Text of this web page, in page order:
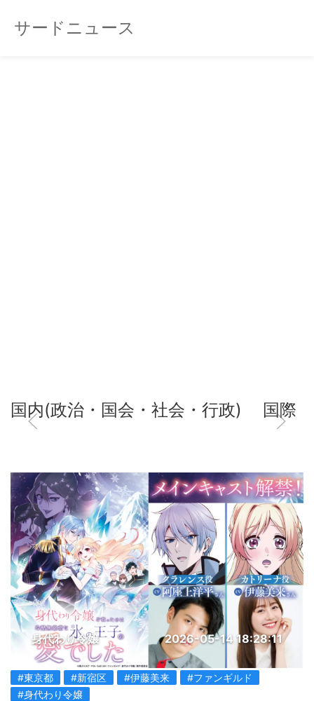
サードニュース
国内(政治・国会・社会・行政) 国際
身代わり令嬢 2026-05-14 18:28:11
#東京都 #新宿区 #伊藤美来
#ファンギルド
#身代わり令嬢